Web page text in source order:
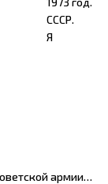
СССР.
Я
армии…